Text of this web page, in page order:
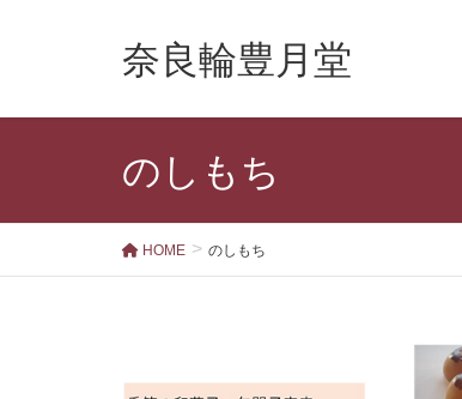
奈良輪豊月堂
のしもち
HOME のしもち